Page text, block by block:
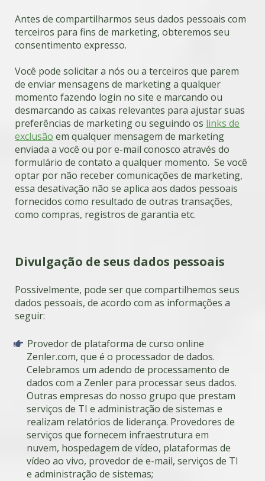
Antes de compartilharmos seus dados pessoais com
terceiros para fins de marketing, obteremos seu
consentimento expresso.
Você pode solicitar a nós ou a terceiros que parem
de enviar mensagens de marketing a qualquer
momento fazendo login no site e marcando ou
desmarcando as caixas relevantes para ajustar suas
preferências de marketing ou seguindo os links de
exclusão em qualquer mensagem de marketing
enviada a você ou por e-mail conosco através do
formulário de contato a qualquer momento. Se você
optar por não receber comunicações de marketing,
essa desativação não se aplica aos dados pessoais
fornecidos como resultado de outras transações,
como compras, registros de garantia etc.
Divulgação de seus dados pessoais
Possivelmente, pode ser que compartilhemos seus
dados pessoais, de acordo com as informações a
seguir:
Provedor de plataforma de curso online
Zenler.com, que é o processador de dados.
Celebramos um adendo de processamento de
dados com a Zenler para processar seus dados.
Outras empresas do nosso grupo que prestam
serviços de TI e administração de sistemas e
realizam relatórios de liderança. Provedores de
serviços que fornecem infraestrutura em
nuvem, hospedagem de vídeo, plataformas de
vídeo ao vivo, provedor de e-mail, serviços de TI
e administração de sistemas;